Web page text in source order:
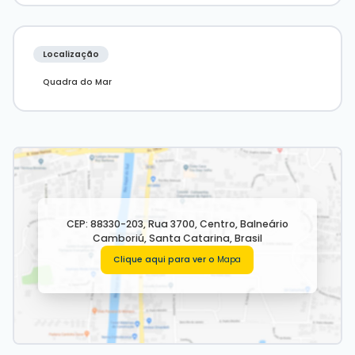
1 vaga de garagem
Salão de festas
Elevador
Para mais informações, contate a
imobiliária Desc
Imóveis em Balneário Camboriú.
Localização
Quadra do Mar
CEP: 88330-203,Rua 3700,Centro,Balneário
Camboriú,Santa Catarina,Brasil
Clique aqui para ver o Mapa